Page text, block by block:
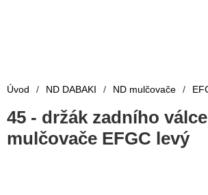
Úvod / ND DABAKI / ND mulčovače /
45 - držák zadního válce
mulčovače EFGC levý